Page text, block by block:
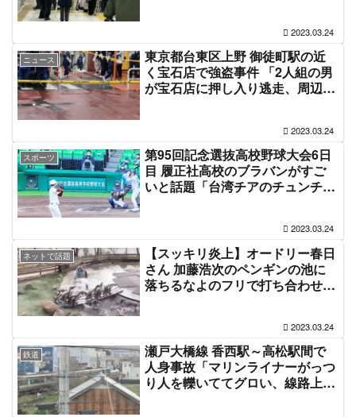
2023.03.24
ニュース
東京都台東区上野 御徒町駅の近
く宝石店で強盗事件 「2人組の男
が宝石店に押し入り逃走、周辺を
2023.03.24
スポーツ
第95回記念選抜高校野球大会6日
目 履正社高校のブラバンがすご
いと話題「台湾チアのチュンチュ
2023.03.24
ネットで話題
【スッキリ炎上】オードリー春日
さん 加藤浩次のペンギンの池に
落ちるなよのフリで打ち合わせに
動物の尊厳を傷つける様な行為が
無いように厳しく対応」日本動物
園水族館協会も声明
2023.03.24
鉄道
瀬戸大橋線 香西駅～高松駅間で
人身事故「マリンライナーがっつ
り人を轢いててグロい、線路上に